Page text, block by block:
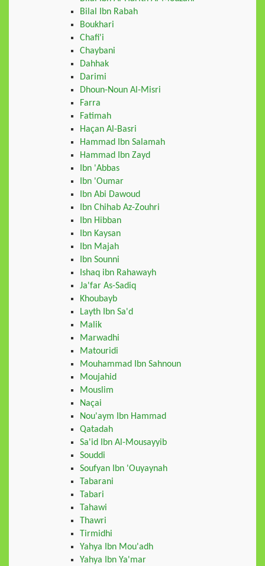
Bilal Ibn Rabah
Boukhari
Chafi'i
Chaybani
Dahhak
Darimi
Dhoun-Noun Al-Misri
Farra
Fatimah
Haçan Al-Basri
Hammad Ibn Salamah
Hammad Ibn Zayd
Ibn 'Abbas
Ibn 'Oumar
Ibn Abi Dawoud
Ibn Chihab Az-Zouhri
Ibn Hibban
Ibn Kaysan
Ibn Majah
Ibn Sounni
Ishaq ibn Rahawayh
Ja'far As-Sadiq
Khoubayb
Layth Ibn Sa'd
Malik
Marwadhi
Matouridi
Mouhammad Ibn Sahnoun
Moujahid
Mouslim
Naçai
Nou'aym Ibn Hammad
Qatadah
Sa'id Ibn Al-Mousayyib
Souddi
Soufyan Ibn 'Ouyaynah
Tabarani
Tabari
Tahawi
Thawri
Tirmidhi
Yahya Ibn Mou'adh
Yahya Ibn Ya'mar